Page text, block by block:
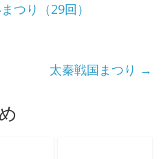
つり（29回）
太秦戦国まつり →